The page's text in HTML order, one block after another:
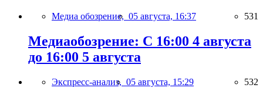
Медиа обозрение, 05 августа, 16:37 531
Медиаобозрение: С 16:00 4 августа
до 16:00 5 августа
Экспресс-анализ, 05 августа, 15:29 532